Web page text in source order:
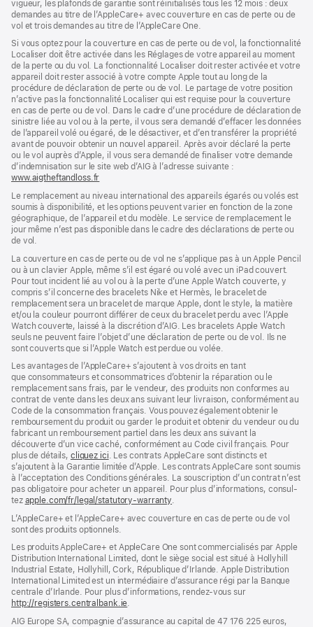
vigueur, les plafonds de garantie sont réinitialisés tous les 12 mois : deux
demandes au titre de l’AppleCare+ avec couverture en cas de perte ou de
vol et trois demandes au titre de l’AppleCare One.
Si vous optez pour la couverture en cas de perte ou de vol, la fonctionnalité
Localiser doit être activée dans les Réglages de votre appareil au moment
de la perte ou du vol. La fonctionnalité Localiser doit rester activée et votre
appareil doit rester associé à votre compte Apple tout au long de la
procédure de déclaration de perte ou de vol. Le partage de votre position
n’active pas la fonctionnalité Localiser qui est requise pour la couverture
en cas de perte ou de vol. Dans le cadre d’une procédure de déclaration de
sinistre liée au vol ou à la perte, il vous sera demandé d’effacer les données
de l’appareil volé ou égaré, de le désactiver, et d’en transférer la propriété
avant de pouvoir obtenir un nouvel appareil. Après avoir déclaré la perte
ou le vol auprès d’Apple, il vous sera demandé de finaliser votre demande
d’indemnisation sur le site web d’AIG à l’adresse suivante :
www.aigtheftandloss.fr
une
nouvelle
fenêtre)
Le remplacement au niveau international des appareils égarés ou volés est
soumis à disponibilité, et les options peuvent varier en fonction de la zone
géographique, de l’appareil et du modèle. Le service de remplacement le
jour même n’est pas disponible dans le cadre des déclarations de perte ou
de vol.
La couverture en cas de perte ou de vol ne s’applique pas à un Apple Pencil
ou à un clavier Apple, même s’il est égaré ou volé avec un iPad couvert.
Pour tout incident lié au vol ou à la perte d’une Apple Watch couverte, y
compris s’il concerne des bracelets Nike et Hermès, le bracelet de
remplacement sera un bracelet de marque Apple, dont le style, la matière
et/ou la couleur pourront différer de ceux du bracelet perdu avec l’Apple
Watch couverte, laissé à la discrétion d’AIG. Les bracelets Apple Watch
seuls ne peuvent faire l’objet d’une déclaration de perte ou de vol. Ils ne
sont couverts que si l’Apple Watch est perdue ou volée.
Les avan­tages de l’AppleCare+ s’ajoutent à vos droits en tant
que consommateurs et consommatrices d’obtenir la réparation ou le
rempla­cement sans frais, par le vendeur, des pro­duits non conformes au
contrat de vente dans les deux ans suivant leur livraison, conformément au
Code de la consom­mation français. Vous pouvez égale­ment obtenir le
rembour­sement du produit ou garder le produit et obtenir du vendeur ou du
fabricant un rembour­sement partiel dans les deux ans suivant la
découverte d’un vice caché, conformément au Code civil français. Pour
plus de détails, cliquez ici(s’ouvre
dans
une
nouvelle
fenêtre)
. Les contrats AppleCare sont distincts et
s’ajoutent à la Garantie limitée d’Apple. Les contrats AppleCare sont soumis
à l’acceptation des Conditions générales. La souscription d’un contrat n’est
pas obligatoire pour acheter un appa­reil. Pour plus d’infor­mations, consul­
tez apple.com/fr/legal/statutory-warranty(s’ouvre
une
fenêtre)
.
L’AppleCare+ et l’AppleCare+ avec couver­ture en cas de perte ou de vol
sont des pro­duits optionnels.
Les produits AppleCare+ et AppleCare One sont commercialisés par Apple
Distribution International Limited, dont le siège social est situé à Hollyhill
Industrial Estate, Hollyhill, Cork, République d’Irlande. Apple Distribution
International Limited est un intermédiaire d’assurance régi par la Banque
centrale d’Irlande. Pour plus d’informations, rendez-vous sur
http://registers.centralbank.ie(s’ouvre
.
AIG Europe SA, compagnie d’assurance au capital de 47 176 225 euros,